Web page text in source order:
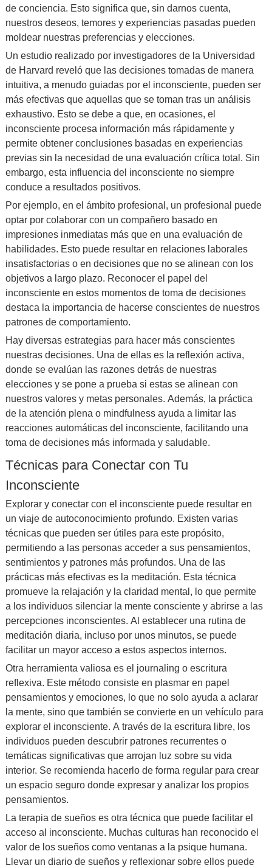
de conciencia. Esto significa que, sin darnos cuenta,
nuestros deseos, temores y experiencias pasadas pueden
moldear nuestras preferencias y elecciones.
Un estudio realizado por investigadores de la Universidad
de Harvard reveló que las decisiones tomadas de manera
intuitiva, a menudo guiadas por el inconsciente, pueden ser
más efectivas que aquellas que se toman tras un análisis
exhaustivo. Esto se debe a que, en ocasiones, el
inconsciente procesa información más rápidamente y
permite obtener conclusiones basadas en experiencias
previas sin la necesidad de una evaluación crítica total. Sin
embargo, esta influencia del inconsciente no siempre
conduce a resultados positivos.
Por ejemplo, en el ámbito profesional, un profesional puede
optar por colaborar con un compañero basado en
impresiones inmediatas más que en una evaluación de
habilidades. Esto puede resultar en relaciones laborales
insatisfactorias o en decisiones que no se alinean con los
objetivos a largo plazo. Reconocer el papel del
inconsciente en estos momentos de toma de decisiones
destaca la importancia de hacerse conscientes de nuestros
patrones de comportamiento.
Hay diversas estrategias para hacer más conscientes
nuestras decisiones. Una de ellas es la reflexión activa,
donde se evalúan las razones detrás de nuestras
elecciones y se pone a prueba si estas se alinean con
nuestros valores y metas personales. Además, la práctica
de la atención plena o mindfulness ayuda a limitar las
reacciones automáticas del inconsciente, facilitando una
toma de decisiones más informada y saludable.
Técnicas para Conectar con Tu
Inconsciente
Explorar y conectar con el inconsciente puede resultar en
un viaje de autoconocimiento profundo. Existen varias
técnicas que pueden ser útiles para este propósito,
permitiendo a las personas acceder a sus pensamientos,
sentimientos y patrones más profundos. Una de las
prácticas más efectivas es la meditación. Esta técnica
promueve la relajación y la claridad mental, lo que permite
a los individuos silenciar la mente consciente y abrirse a las
percepciones inconscientes. Al establecer una rutina de
meditación diaria, incluso por unos minutos, se puede
facilitar un mayor acceso a estos aspectos internos.
Otra herramienta valiosa es el journaling o escritura
reflexiva. Este método consiste en plasmar en papel
pensamientos y emociones, lo que no solo ayuda a aclarar
la mente, sino que también se convierte en un vehículo para
explorar el inconsciente. A través de la escritura libre, los
individuos pueden descubrir patrones recurrentes o
temáticas significativas que arrojan luz sobre su vida
interior. Se recomienda hacerlo de forma regular para crear
un espacio seguro donde expresar y analizar los propios
pensamientos.
La terapia de sueños es otra técnica que puede facilitar el
acceso al inconsciente. Muchas culturas han reconocido el
valor de los sueños como ventanas a la psique humana.
Llevar un diario de sueños y reflexionar sobre ellos puede